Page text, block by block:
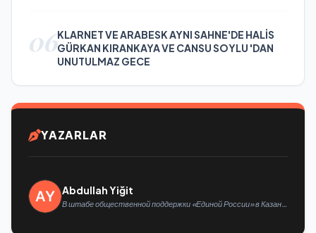
06KLARNET VE ARABESK AYNI SAHNE'DE HALİS
GÜRKAN KIRANKAYA VE CANSU SOYLU 'DAN
UNUTULMAZ GECE
YAZARLAR
Abdullah Yiğit
В штабе общественной поддержки «Единой России» в Казани